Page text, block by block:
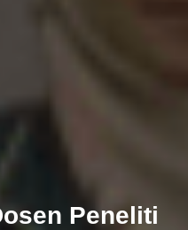
Peneliti